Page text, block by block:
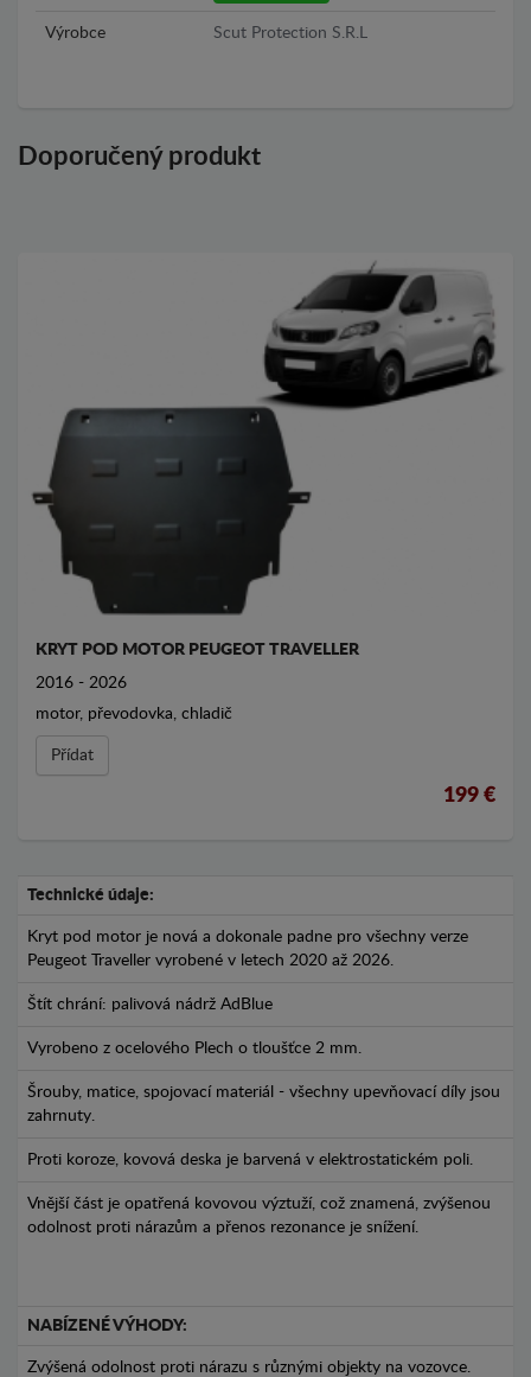
Výrobce Scut Protection S.R.L
Doporučený produkt
KRYT POD MOTOR PEUGEOT TRAVELLER
2016 - 2026
motor, převodovka, chladič
Přídat
199 €
Technické údaje:
Kryt pod motor je nová a dokonale padne pro všechny verze
Peugeot Traveller vyrobené v letech 2020 až 2026.
Štít chrání: palivová nádrž AdBlue
Vyrobeno z ocelového Plech o tloušťce 2 mm.
Šrouby, matice, spojovací materiál - všechny upevňovací díly jsou
zahrnuty.
Proti koroze, kovová deska je barvená v elektrostatickém poli.
Vnější část je opatřená kovovou výztuží, což znamená, zvýšenou
odolnost proti nárazům a přenos rezonance je snížení.
NABÍZENÉ VÝHODY:
Zvýšená odolnost proti nárazu s různými objekty na vozovce.